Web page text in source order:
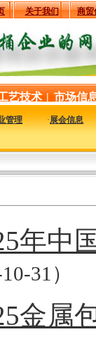
关于我们 商贸
艺技术 | 市场信
管理 ·展会信息
年中
31）
金属